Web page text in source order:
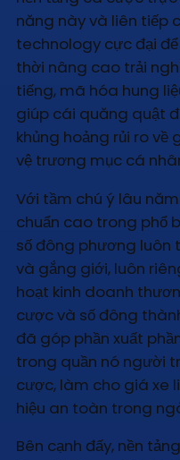
năng này và liên tiếp
technology cực đại
thời nâng cao trải
tiếng, mã hóa hung
giúp cái quăng quật
khủng hoảng rủi ro về
vệ trương mục cá
Với tầm chú ý lâu
chuẩn cao trong phổ
số đông phương luôn
và gắng giới, luôn
hoạt kinh doanh
cược và số đông
đã góp phần xuất
trong quần nó người
cược, làm cho giá xe
hiệu an toàn trong
Bên cạnh đấy, nền